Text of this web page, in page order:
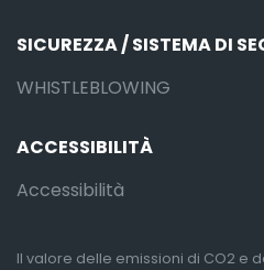
SICUREZZA / SISTEMA DI
WHISTLEBLOWING
ACCESSIBILITÀ
Accessibilità
Il valore delle emissioni di CO2 e